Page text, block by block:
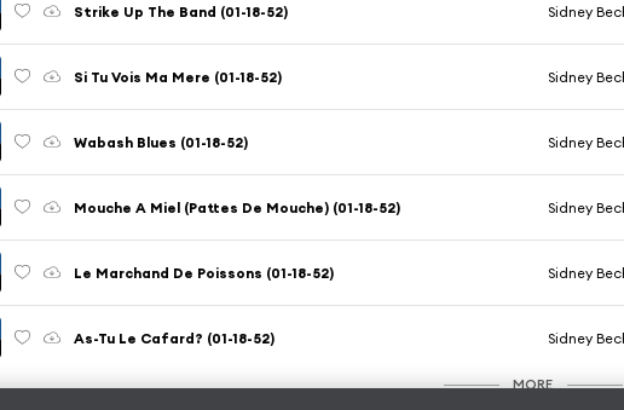
Strike Up The Band (01-18-52) Sidney
Si Tu Vois Ma Mere (01-18-52) Sidney
Wabash Blues (01-18-52) Sidney
Mouche A Miel (Pattes De Mouche) (01-18-52) Sidney
Le Marchand De Poissons (01-18-52) Sidney
As-Tu Le Cafard? (01-18-52) Sidney
MORE